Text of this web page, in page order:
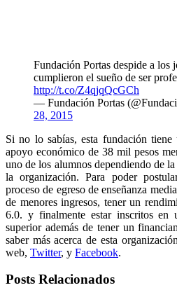
Fundación Portas despide a los
cumplieron el sueño de ser
http://t.co/Z4qjqQcGCh
— Fundación Portas
28, 2015
Si no lo sabías, esta fundación tiene
apoyo económico de 38 mil pesos
uno de los alumnos dependiendo de
la organización. Para poder
proceso de egreso de enseñanza
de menores ingresos, tener un
6.0. y finalmente estar inscritos en
superior además de tener un
saber más acerca de esta
web, Twitter, y Facebook.
Posts Relacionados